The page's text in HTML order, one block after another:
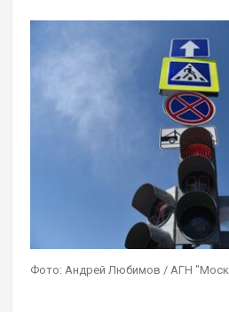
Фото: Андрей Любимов / АГН